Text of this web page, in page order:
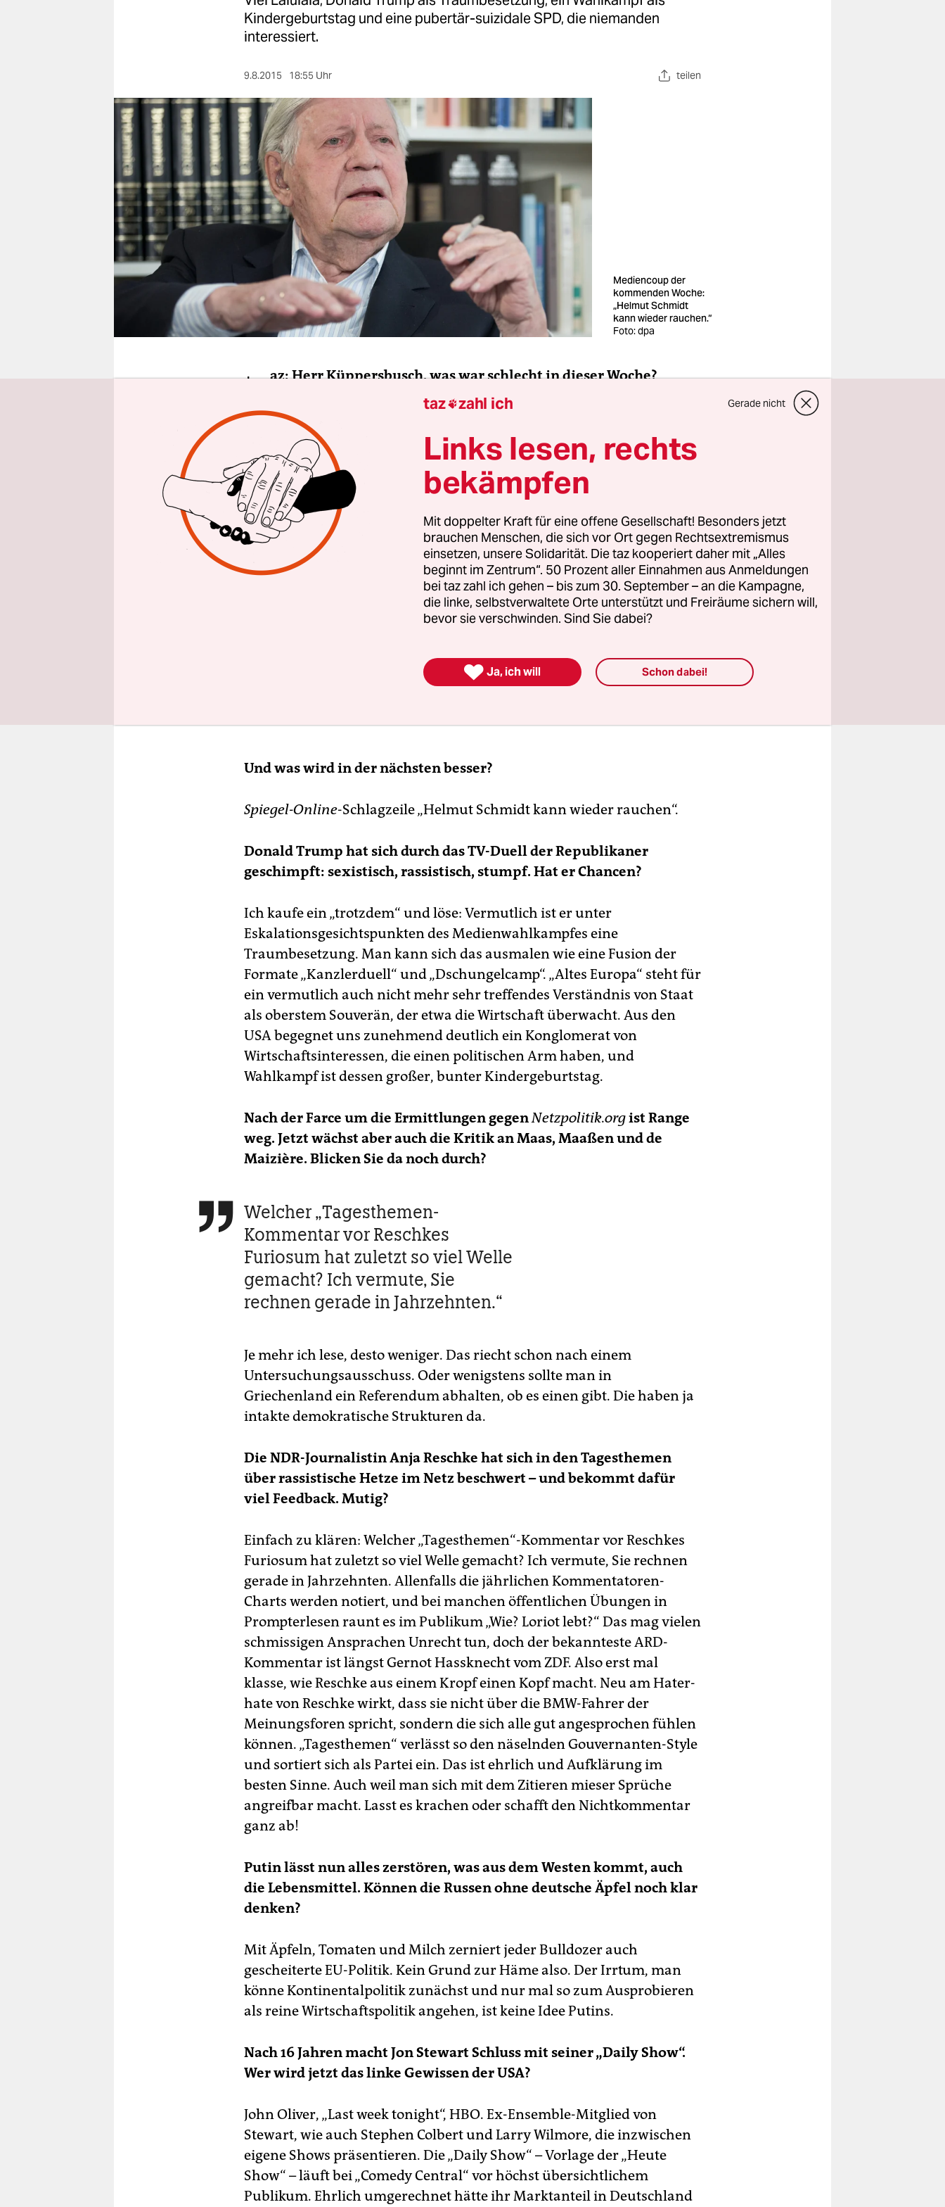
verlag
verlag
veranstaltungen
shop
fragen & hilfe
unterstützen
abo
genossenschaft
epaper login
Kindergeburtstag und eine pubertär-suizidale SPD, die niemanden
interessiert.
9.8.2015 18:55 Uhr teilen
Mediencoup der
kommenden Woche:
„Helmut Schmidt
kann wieder rauchen.“
Foto: dpa
t az: Herr Küppersbusch, was war schlecht in dieser Woche?
Friedrich Küppersbusch:
Ständig Lalülala! Man bangt bei dem Wetter
um die älteren Mitbürger.
Und was wird in der nächsten besser?
Spiegel-Online-Schlagzeile „Helmut Schmidt kann wieder rauchen“.
Donald Trump hat sich durch das TV-Duell der Republikaner
geschimpft: sexistisch, rassistisch, stumpf. Hat er Chancen?
Ich kaufe ein „trotzdem“ und löse: Vermutlich ist er unter
Eskalationsgesichtspunkten des Medienwahlkampfes eine
Traumbesetzung. Man kann sich das ausmalen wie eine Fusion der
Formate „Kanzlerduell“ und „Dschungelcamp“. „Altes Europa“ steht für
ein vermutlich auch nicht mehr sehr treffendes Verständnis von Staat
als oberstem Souverän, der etwa die Wirtschaft überwacht. Aus den
USA begegnet uns zunehmend deutlich ein Konglomerat von
Wirtschaftsinteressen, die einen politischen Arm haben, und
Wahlkampf ist dessen großer, bunter Kindergeburtstag.
Nach der Farce um die Ermittlungen gegenNetzpolitik.orgist Range
weg. Jetzt wächst aber auch die Kritik an Maas, Maaßen und de
Maizière. Blicken Sie da noch durch?
 Welcher „Tagesthemen-
Kommentar vor Reschkes
Furiosum hat zuletzt so viel Welle
gemacht? Ich vermute, Sie
rechnen gerade in Jahrzehnten.“
Je mehr ich lese, desto weniger. Das riecht schon nach einem
Untersuchungsausschuss. Oder wenigstens sollte man in
Griechenland ein Referendum abhalten, ob es einen gibt. Die haben ja
intakte demokratische Strukturen da.
Die NDR-Journalistin Anja Reschke hat sich in den Tagesthemen
über rassistische Hetze im Netz beschwert – und bekommt dafür
viel Feedback. Mutig?
Einfach zu klären: Welcher „Tagesthemen“-Kommentar vor Reschkes
Furiosum hat zuletzt so viel Welle gemacht? Ich vermute, Sie rechnen
gerade in Jahrzehnten. Allenfalls die jährlichen Kommentatoren-
Charts werden notiert, und bei manchen öffentlichen Übungen in
Prompterlesen raunt es im Publikum „Wie? Loriot lebt?“ Das mag vielen
schmissigen Ansprachen Unrecht tun, doch der bekannteste ARD-
Kommentar ist längst Gernot Hassknecht vom ZDF. Also erst mal
klasse, wie Reschke aus einem Kropf einen Kopf macht. Neu am Hater-
hate von Reschke wirkt, dass sie nicht über die BMW-Fahrer der
Meinungsforen spricht, sondern die sich alle gut angesprochen fühlen
können. „Tagesthemen“ verlässt so den näselnden Gouvernanten-Style
und sortiert sich als Partei ein. Das ist ehrlich und Aufklärung im
besten Sinne. Auch weil man sich mit dem Zitieren mieser Sprüche
angreifbar macht. Lasst es krachen oder schafft den Nichtkommentar
ganz ab!
Putin lässt nun alles zerstören, was aus dem Westen kommt, auch
die Lebensmittel. Können die Russen ohne deutsche Äpfel noch klar
denken?
Mit Äpfeln, Tomaten und Milch zerniert jeder Bulldozer auch
gescheiterte EU-Politik. Kein Grund zur Häme also. Der Irrtum, man
könne Kontinentalpolitik zunächst und nur mal so zum Ausprobieren
als reine Wirtschaftspolitik angehen, ist keine Idee Putins.
Nach 16 Jahren macht Jon Stewart Schluss mit seiner „Daily Show“.
Wer wird jetzt das linke Gewissen der USA?
John Oliver, „Last week tonight“, HBO. Ex-Ensemble-Mitglied von
Stewart, wie auch Stephen Colbert und Larry Wilmore, die inzwischen
eigene Shows präsentieren. Die „Daily Show“ – Vorlage der „Heute
Show“ – läuft bei „Comedy Central“ vor höchst übersichtlichem
Publikum. Ehrlich umgerechnet hätte ihr Marktanteil in Deutschland
taz zahl ich Gerade nicht
Links lesen, rechts
bekämpfen
Mit doppelter Kraft für eine offene Gesellschaft! Besonders jetzt
brauchen Menschen, die sich vor Ort gegen Rechtsextremismus
einsetzen, unsere Solidarität. Die taz kooperiert daher mit „Alles
beginnt im Zentrum“. 50 Prozent aller Einnahmen aus Anmeldungen
bei taz zahl ich gehen – bis zum 30. September – an die Kampagne,
die linke, selbstverwaltete Orte unterstützt und Freiräume sichern will,
bevor sie verschwinden. Sind Sie dabei?
 Ja, ich will Schon dabei!